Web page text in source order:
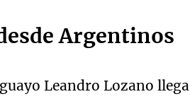
Argentinos